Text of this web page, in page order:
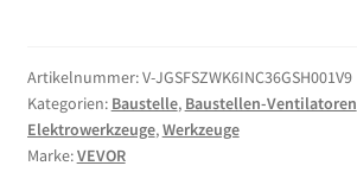
Clip
Oszillierend,
10
W-
Artikelnummer:V-JGSFSZWK6INC36GSH001V9
Kategorien: Baustelle, Baustellen-Ventilatoren
Elektrowerkzeuge,Werkzeuge
Marke:VEVOR